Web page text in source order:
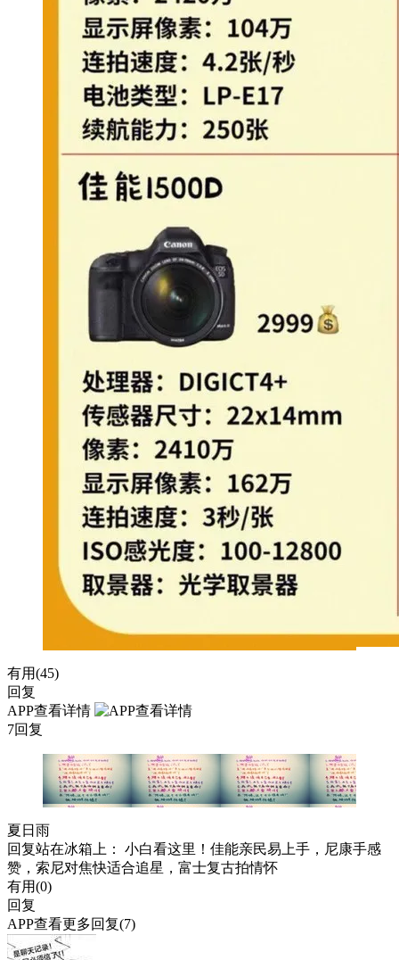
有用(45)
回复
APP查看详情
7回复
夏日雨
回复站在冰箱上 ： 小白看这里！佳能亲民易上手，尼康手感
赞，索尼对焦快适合追星，富士复古拍情怀
有用(0)
回复
APP查看更多回复(7)